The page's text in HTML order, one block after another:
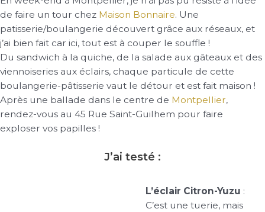
de faire un tour chez Maison Bonnaire. Une
patisserie/boulangerie découvert grâce aux réseaux, et
j’ai bien fait car ici, tout est à couper le souffle !
Du sandwich à la quiche, de la salade aux gâteaux et des
viennoiseries aux éclairs, chaque particule de cette
boulangerie-pâtisserie vaut le détour et est fait maison !
Après une ballade dans le centre de Montpellier,
rendez-vous au 45 Rue Saint-Guilhem pour faire
exploser vos papilles !
J’ai testé :
L’éclair Citron-Yuzu :
C’est une tuerie, mais